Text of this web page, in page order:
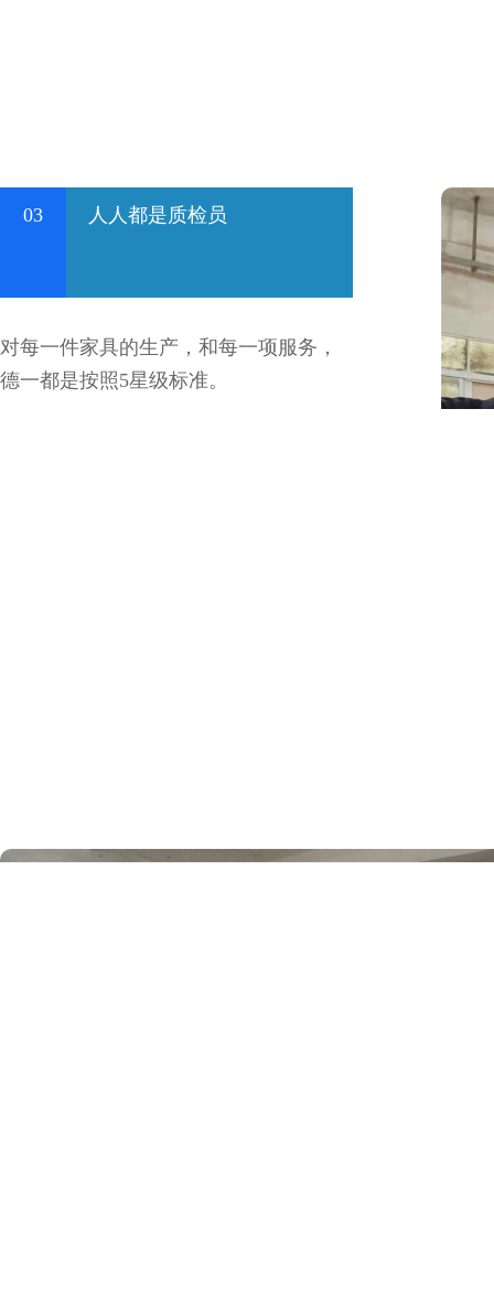
03 人人都是质检员
对每一件家具的生产，和每一项服务，
德一都是按照5星级标准。